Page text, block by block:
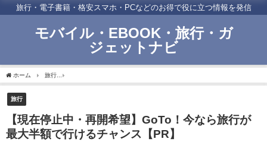
旅行・電子書籍・格安スマホ・PCなどのお得で役に立つ情報を発信
モバイル・EBOOK・旅行・ガ
ジェットナビ
ホーム 旅行
旅行
【現在停止中・再開希望】GoTo！今なら旅行が
最大半額で行けるチャンス【PR】